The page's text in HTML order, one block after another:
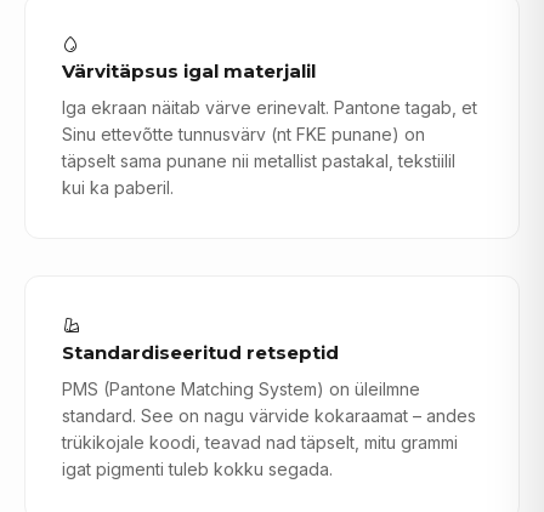
Värvitäpsus igal materjalil
Iga ekraan näitab värve erinevalt. Pantone tagab, et
Sinu ettevõtte tunnusvärv (nt FKE punane) on
täpselt sama punane nii metallist pastakal, tekstiilil
kui ka paberil.
Standardiseeritud retseptid
PMS (Pantone Matching System) on üleilmne
standard. See on nagu värvide kokaraamat – andes
trükikojale koodi, teavad nad täpselt, mitu grammi
igat pigmenti tuleb kokku segada.